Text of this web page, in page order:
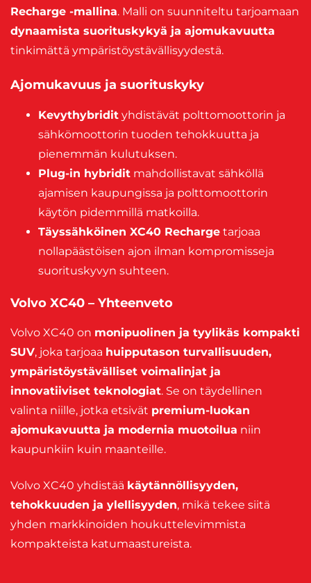
Recharge -mallina. Malli on suunniteltu tarjoamaan
dynaamista suorituskykyä ja ajomukavuutta
tinkimättä ympäristöystävällisyydestä.
Ajomukavuus ja suorituskyky
Kevythybridit yhdistävät polttomoottorin ja
sähkömoottorin tuoden tehokkuutta ja
pienemmän kulutuksen.
Plug-in hybridit mahdollistavat sähköllä
ajamisen kaupungissa ja polttomoottorin
käytön pidemmillä matkoilla.
Täyssähköinen XC40 Recharge tarjoaa
nollapäästöisen ajon ilman kompromisseja
suorituskyvyn suhteen.
Volvo XC40 – Yhteenveto
Volvo XC40 on monipuolinen ja tyylikäs kompakti
SUV, joka tarjoaa huipputason turvallisuuden,
ympäristöystävälliset voimalinjat ja
innovatiiviset teknologiat. Se on täydellinen
valinta niille, jotka etsivät premium-luokan
ajomukavuutta ja modernia muotoilua niin
kaupunkiin kuin maanteille.
Volvo XC40 yhdistää käytännöllisyyden,
tehokkuuden ja ylellisyyden, mikä tekee siitä
yhden markkinoiden houkuttelevimmista
kompakteista katumaastureista.